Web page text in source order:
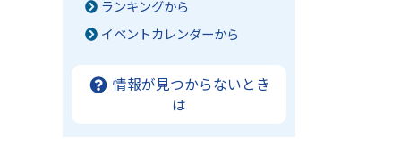
ランキングから
イベントカレンダーから
情報が見つからないとき
は